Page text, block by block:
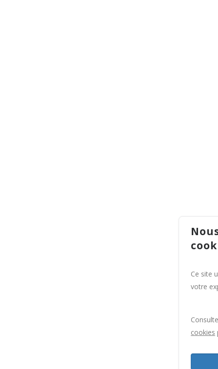
Ce site
votre
cookies